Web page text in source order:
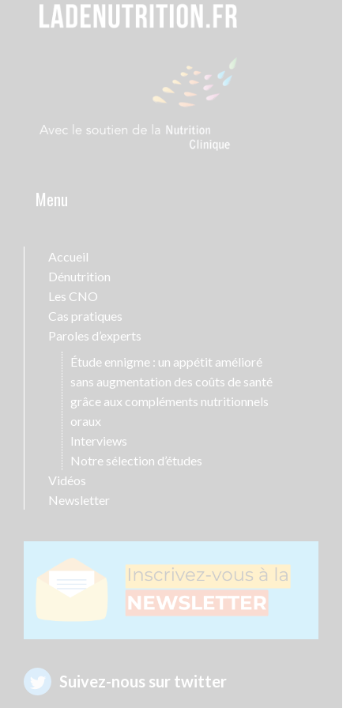
Menu
Accueil
Dénutrition
Les CNO
Cas pratiques
Paroles d’experts
Étude ennigme : un appétit amélioré
sans augmentation des coûts de santé
grâce aux compléments nutritionnels
oraux
Interviews
Notre sélection d’études
Vidéos
Newsletter
Suivez-nous sur twitter